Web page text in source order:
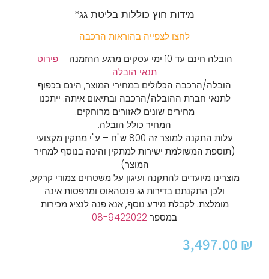
מידות חוץ כוללות בליטת גג*
לחצו לצפייה בהוראות הרכבה
הובלה חינם עד 10 ימי עסקים מרגע ההזמנה –
פירוט
תנאי הובלה
הובלה/הרכבה הכלולים במחירי המוצר, הינם בכפוף
לתנאי חברת ההובלה/הרכבה ובתיאום איתה. ייתכנו
מחירים שונים לאזורים מרוחקים.
המחיר כולל הובלה.
עלות התקנה למוצר זה 800 ש"ח – ע"י מתקין מקצועי
(תוספת המשולמת ישירות למתקין והינה בנוסף למחיר
המוצר)
מוצרינו מיועדים להתקנה ועיגון על משטחים צמודי קרקע,
ולכן התקנתם בדירות גג פנטהאוס ומרפסות אינה
מומלצת.לקבלת מידע נוסף, אנא פנה לנציג מכירות
במספר08-9422022
3,497.00 ₪